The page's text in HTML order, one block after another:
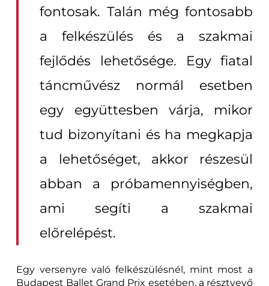
fontosak. Talán még fontosabb
a felkészülés és a szakmai
fejlődés lehetősége. Egy fiatal
táncművész normál esetben
egy együttesben várja, mikor
tud bizonyítani és ha megkapja
a lehetőséget, akkor részesül
abban a próbamennyiségben,
ami segíti a szakmai
előrelépést.
Egy versenyre való felkészülésnél, mint most a
Budapest Ballet Grand Prix esetében, a résztvevő